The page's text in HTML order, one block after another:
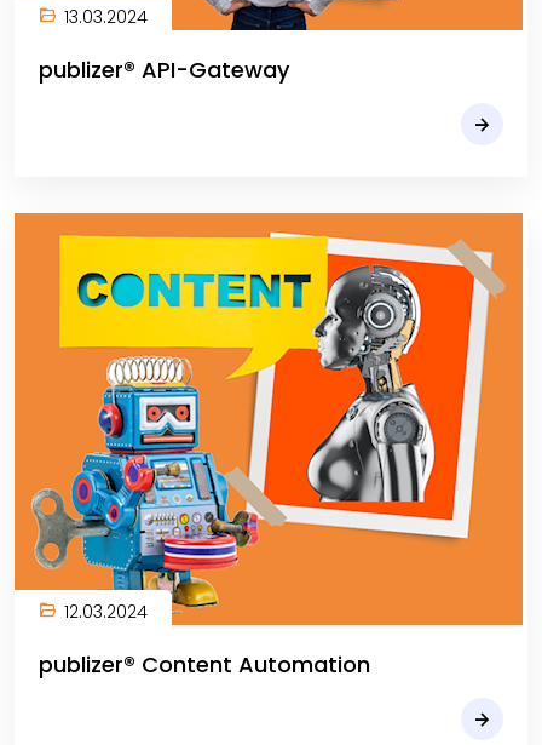
13.03.2024
publizer® API-Gateway
12.03.2024
publizer® Content Automation